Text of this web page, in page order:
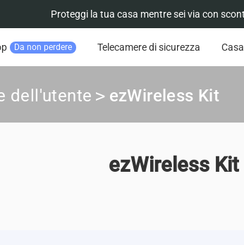
Proteggi la tua casa mentre sei via con
Da non perdere Telecamere di sicurezza
dell'utente > ezWireless Kit
ezWireless Kit